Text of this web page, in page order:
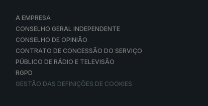
A EMPRESA
CONSELHO GERAL INDEPENDENTE
CONSELHO DE OPINIÃO
CONTRATO DE CONCESSÃO DO SERVIÇO
PÚBLICO DE RÁDIO E TELEVISÃO
RGPD
GESTÃO DAS DEFINIÇÕES DE COOKIES